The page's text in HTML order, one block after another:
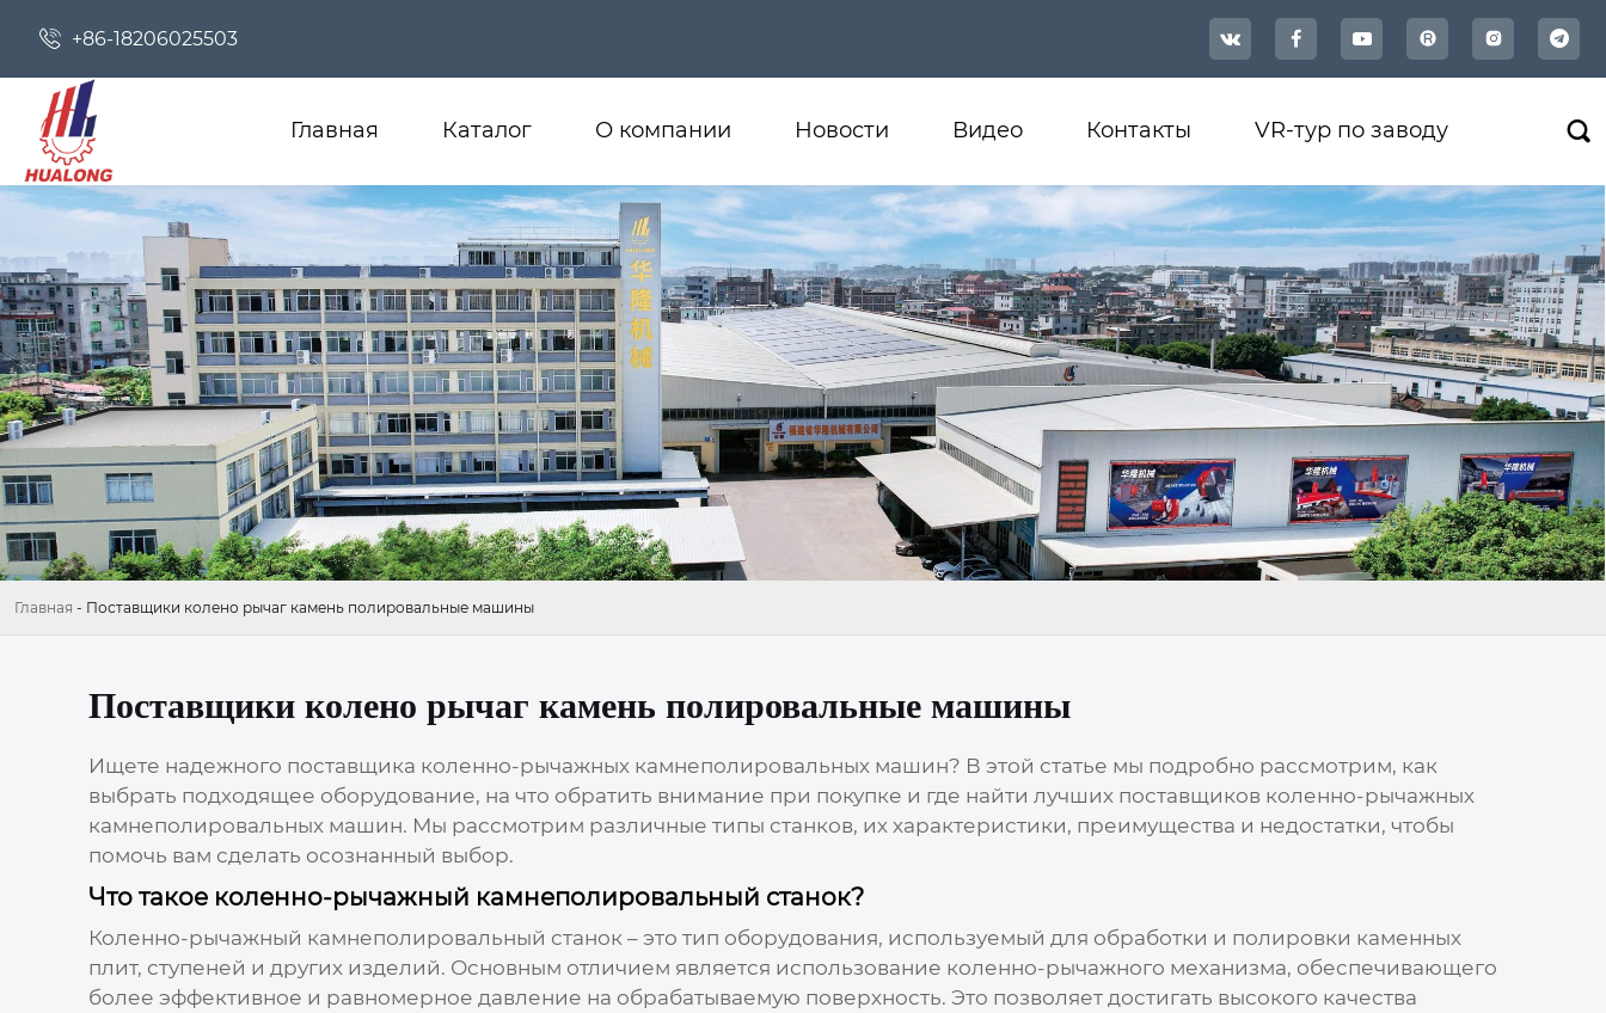
 +86-18206025503    
Главная Каталог О компании Новости Видео Контакты VR-тур по заводу 
Главная - Поставщики колено рычаг камень полировальные машины
Поставщики колено рычаг камень полировальные машины
Ищете надежного поставщика коленно-рычажных камнеполировальных машин? В этой статье мы подробно рассмотрим, как
выбрать подходящее оборудование, на что обратить внимание при покупке и где найти лучших поставщиков коленно-рычажных
камнеполировальных машин. Мы рассмотрим различные типы станков, их характеристики, преимущества и недостатки, чтобы
помочь вам сделать осознанный выбор.
Что такое коленно-рычажный камнеполировальный станок?
Коленно-рычажный камнеполировальный станок – это тип оборудования, используемый для обработки и полировки каменных
плит, ступеней и других изделий. Основным отличием является использование коленно-рычажного механизма, обеспечивающего
более эффективное и равномерное давление на обрабатываемую поверхность. Это позволяет достигать высокого качества